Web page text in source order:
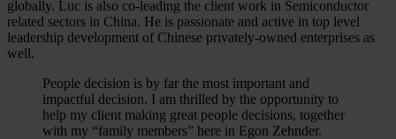
globally. Luc is also co-leading the client work in Semiconductor
related sectors in China. He is passionate and active in top level
leadership development of Chinese privately-owned enterprises as
well.
People decision is by far the most important and
impactful decision. I am thrilled by the opportunity to
help my client making great people decisions, together
with my “family members” here in Egon Zehnder.